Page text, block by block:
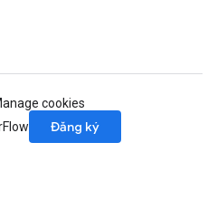
cookies
Đăng ký